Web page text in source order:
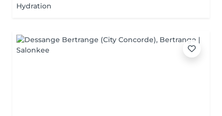
Hydration